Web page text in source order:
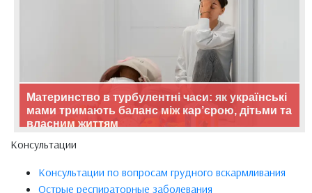
Материнство в турбулентні часи: як українські
мами тримають баланс між кар’єрою, дітьми та
власним життям
Консультации
Консультации по вопросам грудного вскармливания
Острые респираторные заболевания